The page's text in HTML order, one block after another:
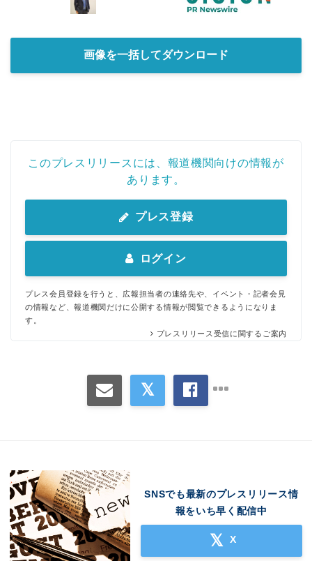
画像を一括してダウンロード
このプレスリリースには、報道機関向けの情報が
あります。
プレス登録
ログイン
プレス会員登録を行うと、広報担当者の連絡先や、イベント・記者会見
の情報など、報道機関だけに公開する情報が閲覧できるようになりま
す。
プレスリリース受信に関するご案内
SNSでも最新のプレスリリース情
報をいち早く配信中
X